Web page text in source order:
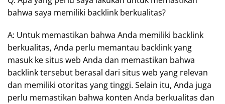
bahwa saya memiliki backlink berkualitas?
A: Untuk memastikan bahwa Anda memiliki backlink
berkualitas, Anda perlu memantau backlink yang
masuk ke situs web Anda dan memastikan bahwa
backlink tersebut berasal dari situs web yang relevan
dan memiliki otoritas yang tinggi. Selain itu, Anda juga
perlu memastikan bahwa konten Anda berkualitas dan